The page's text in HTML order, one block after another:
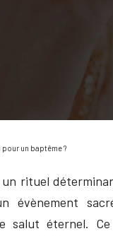
un baptême ?
rituel
évènement
salut éternel.